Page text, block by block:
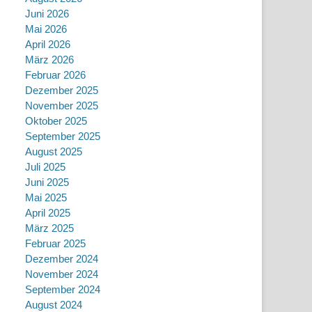
Juni 2026
Mai 2026
April 2026
März 2026
Februar 2026
Dezember 2025
November 2025
Oktober 2025
September 2025
August 2025
Juli 2025
Juni 2025
Mai 2025
April 2025
März 2025
Februar 2025
Dezember 2024
November 2024
September 2024
August 2024